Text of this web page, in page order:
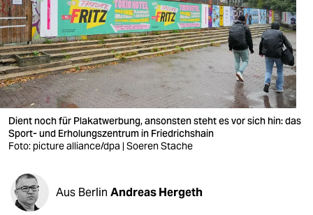
wahrheit
verlag
verlag
veranstaltungen
shop
fragen & hilfe
unterstützen
abo
Dient noch für Plakatwerbung, ansonsten steht es vor sich hin: das
Sport- und Erholungszentrum in Friedrichshain
Foto: picture alliance/dpa | Soeren Stache
Aus Berlin Andreas Hergeth